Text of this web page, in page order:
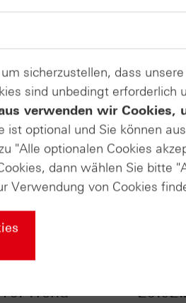
Trend-
sicherzustellen, dass
sind unbedingt erforderlich
verwenden wir Cookies,
ist optional und Sie können
"Alle optionalen Cookies
dann wählen Sie bitte
Verwendung von Cookies